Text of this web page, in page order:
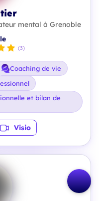
mental à Grenoble
(3)
Coaching de vie
et bilan de
Visio